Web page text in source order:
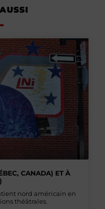
CANADA) ET À
nord américain en
théâtrales.